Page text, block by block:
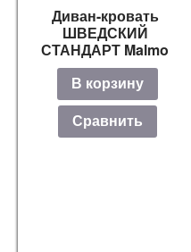
Диван-кровать
ШВЕДСКИЙ
СТАНДАРТ Malmo
В корзину
Сравнить